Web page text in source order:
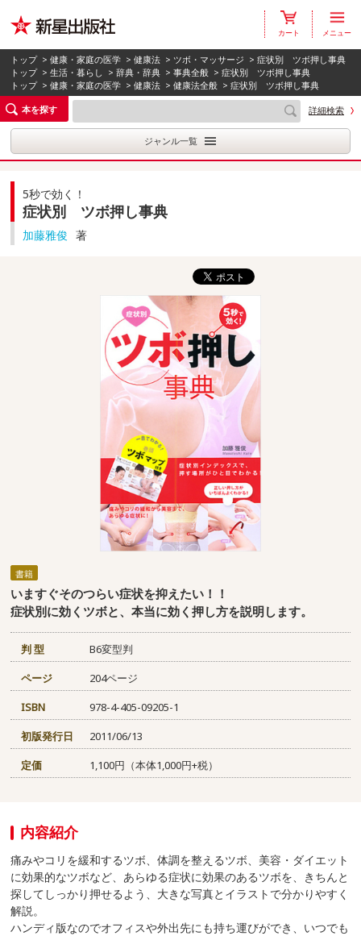
カート メニュー
トップ >健康・家庭の医学 >健康法 > ツボ・マッサージ > 症状別 ツボ押し事典
トップ >生活・暮らし >辞典・辞典 >事典全般 > 症状別 ツボ押し事典
トップ >健康・家庭の医学 >健康法 >健康法全般 > 症状別 ツボ押し事典
本を探す
詳細検索
ジャンル一覧
5秒で効く！
症状別 ツボ押し事典
加藤雅俊 著
書籍
いますぐそのつらい症状を抑えたい！！
症状別に効くツボと、本当に効く押し方を説明します。
判 型
B6変型判
ページ
204ページ
ISBN
978-4-405-09205-1
初版発行日
2011/06/13
定価
1,100円（本体1,000円+税）
内容紹介
痛みやコリを緩和するツボ、体調を整えるツボ、美容・ダイエット
に効果的なツボなど、あらゆる症状に効果のあるツボを、きちんと
探してしっかり押せるよう、大きな写真とイラストで分かりやすく
解説。
ハンディ版なのでオフィスや外出先にも持ち運びができ、いつでも